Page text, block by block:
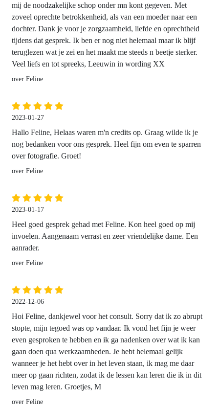
mij de noodzakelijke schop onder mn kont gegeven. Met
zoveel oprechte betrokkenheid, als van een moeder naar een
dochter. Dank je voor je zorgzaamheid, liefde en oprechtheid
tijdens dat gesprek. Ik ben er nog niet helemaal maar ik blijf
teruglezen wat je zei en het maakt me steeds n beetje sterker.
Veel liefs en tot spreeks, Leeuwin in wording XX
over Feline
2023-01-27
Hallo Feline, Helaas waren m'n credits op. Graag wilde ik je
nog bedanken voor ons gesprek. Heel fijn om even te sparren
over fotografie. Groet!
over Feline
2023-01-17
Heel goed gesprek gehad met Feline. Kon heel goed op mij
invoelen. Aangenaam verrast en zeer vriendelijke dame. Een
aanrader.
over Feline
2022-12-06
Hoi Feline, dankjewel voor het consult. Sorry dat ik zo abrupt
stopte, mijn tegoed was op vandaar. Ik vond het fijn je weer
even gesproken te hebben en ik ga nadenken over wat ik kan
gaan doen qua werkzaamheden. Je hebt helemaal gelijk
wanneer je het hebt over in het leven staan, ik mag me daar
meer op gaan richten, zodat ik de lessen kan leren die ik in dit
leven mag leren. Groetjes, M
over Feline